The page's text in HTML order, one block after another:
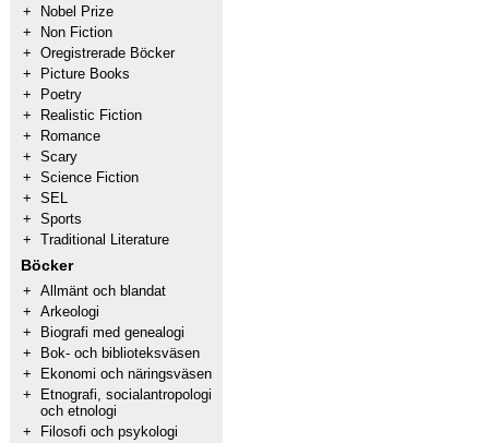
+
Nobel Prize
+
Non Fiction
+ Oregistrerade Böcker
+
Picture Books
+
Poetry
+
Realistic Fiction
+
Romance
+ Scary
+ Science Fiction
+ SEL
+ Sports
+ Traditional Literature
Böcker
+ Allmänt och blandat
+ Arkeologi
+
Biografi med genealogi
+
Bok- och biblioteksväsen
+
Ekonomi och näringsväsen
+
Etnografi, socialantropologi
och etnologi
+
Filosofi och psykologi